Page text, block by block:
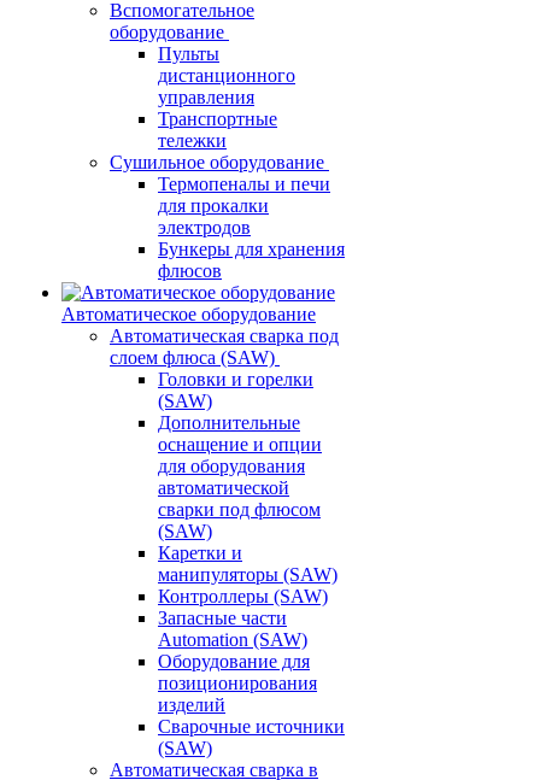
Вспомогательное
оборудование
Пульты
дистанционного
управления
Транспортные
тележки
Сушильное оборудование
Термопеналы и печи
для прокалки
электродов
Бункеры для хранения
флюсов
Автоматическое оборудование
Автоматическая сварка под
слоем флюса (SAW)
Головки и горелки
(SAW)
Дополнительные
оснащение и опции
для оборудования
автоматической
сварки под флюсом
(SAW)
Каретки и
манипуляторы (SAW)
Контроллеры (SAW)
Запасные части
Automation (SAW)
Оборудование для
позиционирования
изделий
Сварочные источники
(SAW)
Автоматическая сварка в